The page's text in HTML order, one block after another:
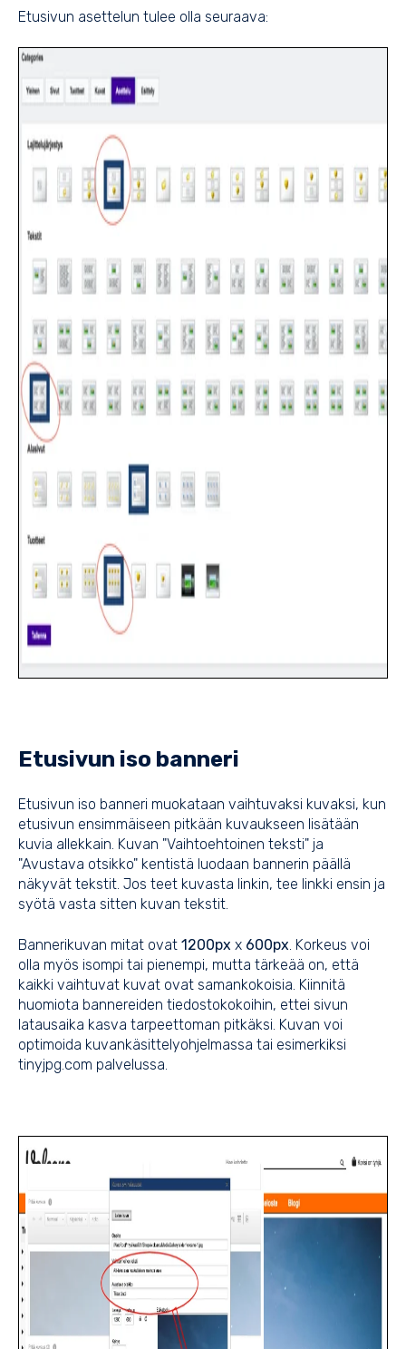
Etusivun asettelun tulee olla seuraava:
Etusivun iso banneri
Etusivun iso banneri muokataan vaihtuvaksi kuvaksi, kun
etusivun ensimmäiseen pitkään kuvaukseen lisätään
kuvia allekkain. Kuvan "Vaihtoehtoinen teksti" ja
"Avustava otsikko" kentistä luodaan bannerin päällä
näkyvät tekstit. Jos teet kuvasta linkin, tee linkki ensin ja
syötä vasta sitten kuvan tekstit.
Bannerikuvan mitat ovat 1200px x 600px. Korkeus voi
olla myös isompi tai pienempi, mutta tärkeää on, että
kaikki vaihtuvat kuvat ovat samankokoisia. Kiinnitä
huomiota bannereiden tiedostokokoihin, ettei sivun
latausaika kasva tarpeettoman pitkäksi. Kuvan voi
optimoida kuvankäsittelyohjelmassa tai esimerkiksi
tinyjpg.com palvelussa.